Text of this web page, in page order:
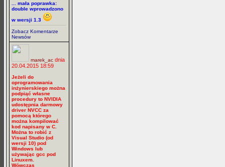
... mała poprawka:
double wprowadzono
w wersji 1.3
Zobacz Komentarze
Newsów
marek_ac dnia
20.04.2015 18:59
Jeżeli do
oprogramowania
inżynierskiego można
podpiąć własne
procedury to NVIDIA
udostępnia darmowy
driver NVCC za
pomocą którego
można kompilować
kod napisany w C.
Można to robić z
Visual Studio (od
wersji 10) pod
Windows lub
używając gcc pod
Linuxem.
Wówczas